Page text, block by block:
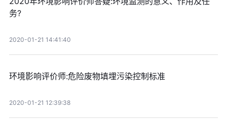
务?
2020-01-21 14:41:40
环境影响评价师:危险废物填埋污染控制标准
2020-01-21 12:39:38